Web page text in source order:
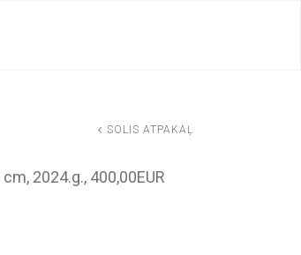
SOLIS ATPAKAĻ
2024.g., 400,00EUR